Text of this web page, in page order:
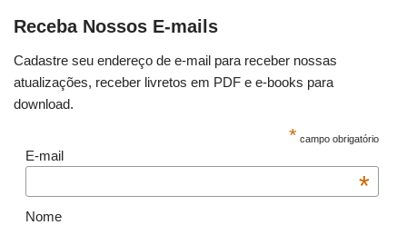
Receba Nossos E-mails
Cadastre seu endereço de e-mail para receber nossas
atualizações, receber livretos em PDF e e-books para
download.
* campo obrigatório
E-mail
*
Nome